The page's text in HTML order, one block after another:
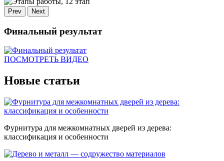
Prev Next
Финальный результат
ПОСМОТРЕТЬ ВИДЕО
Новые статьи
Фурнитура для межкомнатных дверей из дерева:
классификация и особенности